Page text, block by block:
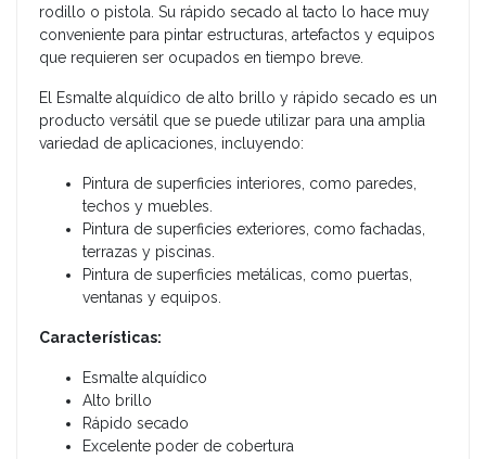
rodillo o pistola. Su rápido secado al tacto lo hace muy
conveniente para pintar estructuras, artefactos y equipos
que requieren ser ocupados en tiempo breve.
El Esmalte alquídico de alto brillo y rápido secado es un
producto versátil que se puede utilizar para una amplia
variedad de aplicaciones, incluyendo:
Pintura de superficies interiores, como paredes,
techos y muebles.
Pintura de superficies exteriores, como fachadas,
terrazas y piscinas.
Pintura de superficies metálicas, como puertas,
ventanas y equipos.
Características:
Esmalte alquídico
Alto brillo
Rápido secado
Excelente poder de cobertura